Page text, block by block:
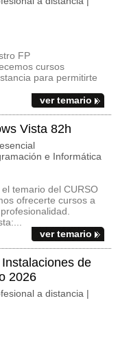
FP
cursos
para permitirte
ver temario
Vista 82h
e Informática
temario del CURSO
ofrecerte cursos a
ver temario
de
2026
a distancia |